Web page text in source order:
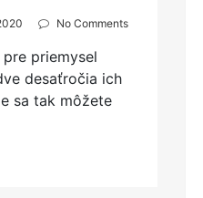
No Comments
priemysel
desaťročia ich
sa tak môžete